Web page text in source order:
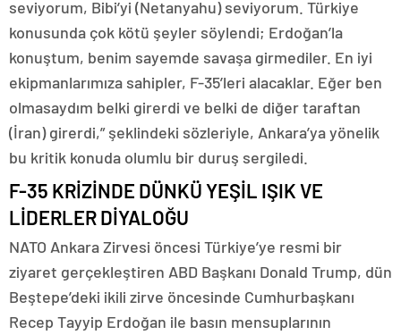
seviyorum, Bibi’yi (Netanyahu) seviyorum. Türkiye
konusunda çok kötü şeyler söylendi; Erdoğan’la
konuştum, benim sayemde savaşa girmediler. En iyi
ekipmanlarımıza sahipler, F-35’leri alacaklar. Eğer ben
olmasaydım belki girerdi ve belki de diğer taraftan
(İran) girerdi,” şeklindeki sözleriyle, Ankara’ya yönelik
bu kritik konuda olumlu bir duruş sergiledi.
F-35 KRİZİNDE DÜNKÜ YEŞİL IŞIK VE
LİDERLER DİYALOĞU
NATO Ankara Zirvesi öncesi Türkiye’ye resmi bir
ziyaret gerçekleştiren ABD Başkanı Donald Trump, dün
Beştepe’deki ikili zirve öncesinde Cumhurbaşkanı
Recep Tayyip Erdoğan ile basın mensuplarının